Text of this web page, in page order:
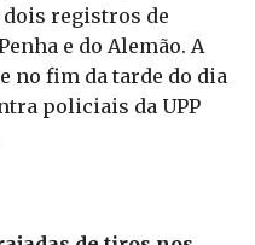
registros de
e do Alemão. A
no fim da tarde do dia
policiais da UPP